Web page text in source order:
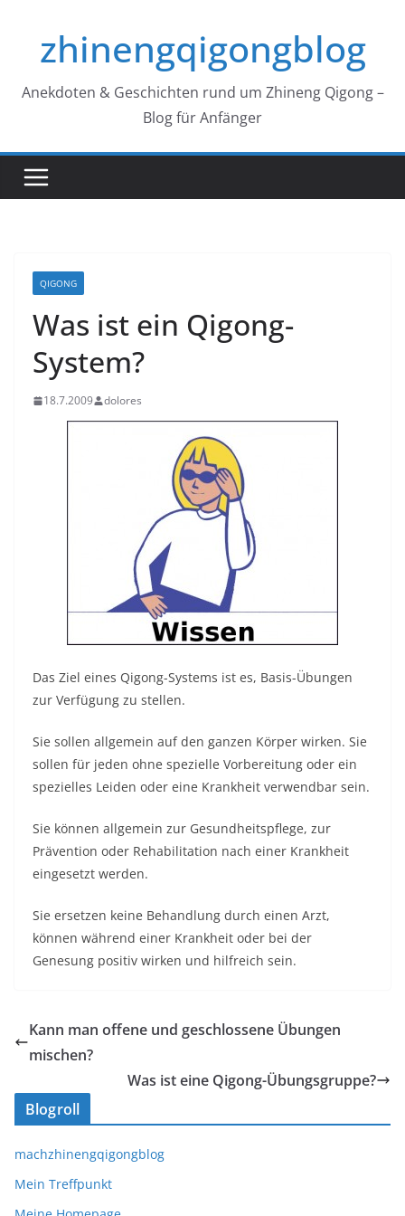
springenzhinengqigongblog
Anekdoten & Geschichten rund um Zhineng Qigong –
Blog für Anfänger
QIGONG
Was ist ein Qigong-
System?
18.7.2009 dolores
Das Ziel eines Qigong-Systems ist es, Basis-Übungen
zur Verfügung zu stellen.
Sie sollen allgemein auf den ganzen Körper wirken. Sie
sollen für jeden ohne spezielle Vorbereitung oder ein
spezielles Leiden oder eine Krankheit verwendbar sein.
Sie können allgemein zur Gesundheitspflege, zur
Prävention oder Rehabilitation nach einer Krankheit
eingesetzt werden.
Sie ersetzen keine Behandlung durch einen Arzt,
können während einer Krankheit oder bei der
Genesung positiv wirken und hilfreich sein.
Kann man offene und geschlossene Übungen
mischen?
Was ist eine Qigong-Übungsgruppe?
Blogroll
machzhinengqigongblog
Mein Treffpunkt